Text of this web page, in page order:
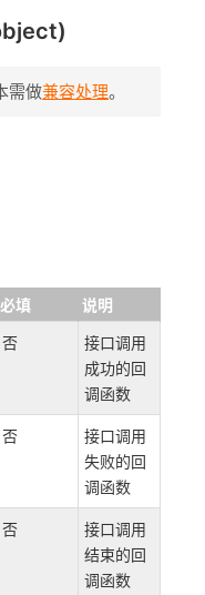
需做兼容处理。
必填
说明
否
接口调用
成功的回
调函数
否
接口调用
失败的回
调函数
否
接口调用
结束的回
调函数